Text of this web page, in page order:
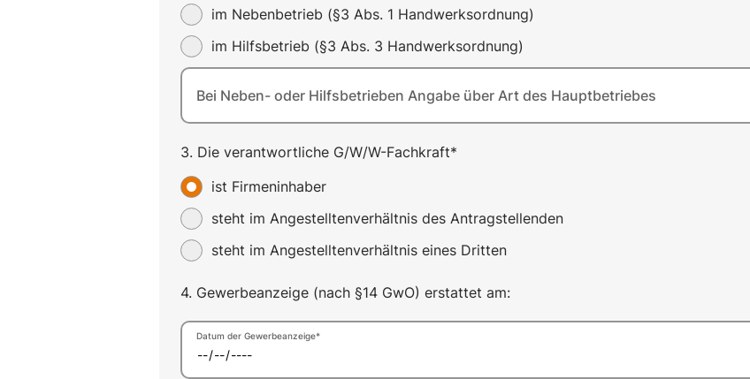
im Nebenbetrieb (§3 Abs. 1 Handwerksordnung)
im Hilfsbetrieb (§3 Abs. 3 Handwerksordnung)
Bei Neben- oder Hilfsbetrieben Angabe über Art des Hauptbetriebes
3. Die verantwortliche G/W/W-Fachkraft*
ist Firmeninhaber
steht im Angestelltenverhältnis des Antragstellenden
steht im Angestelltenverhältnis eines Dritten
4. Gewerbeanzeige (nach §14 GwO) erstattet am:
Datum der Gewerbeanzeige*